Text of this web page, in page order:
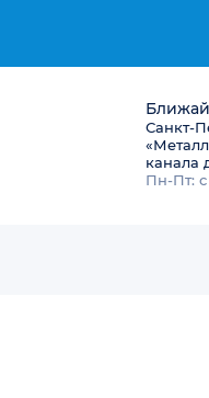
Санкт-
канала
Пн-Пт: с